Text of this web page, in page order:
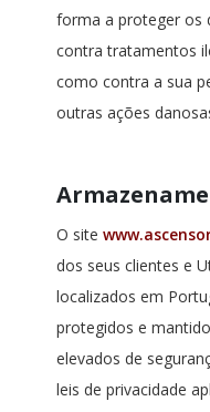
forma a proteger os
contra tratamentos
como contra a sua
outras ações
O site
dos seus clientes e
localizados em
protegidos e
elevados de
leis de privacidade